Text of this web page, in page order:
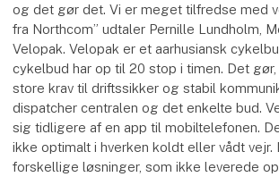
og det gør det. Vi er meget tilfredse med
fra Northcom” udtaler Pernille Lundholm,
Velopak. Velopak er et aarhusiansk
cykelbud har op til 20 stop i timen. Det
store krav til driftssikker og stabil
dispatcher centralen og det enkelte bud.
sig tidligere af en app til mobiltelefonen.
ikke optimalt i hverken koldt eller vådt vejr.
forskellige løsninger, som ikke leverede